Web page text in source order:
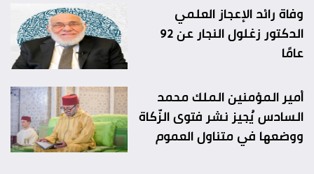
وفاة رائد الإعجاز العلمي
الدكتور زغلول النجار عن 92
عامًا
أمير المؤمنين الملك محمد
السادس يُجيز نشر فتوى الزّكاة
ووضعها في متناول العموم